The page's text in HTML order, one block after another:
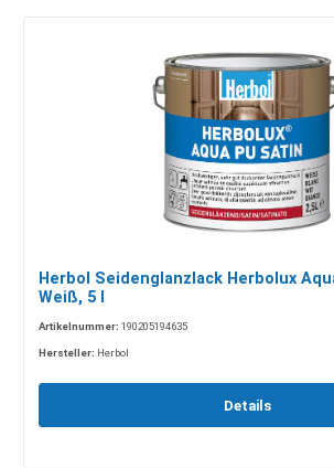
Herbol Seidenglanzlack Herbolux
Weiß, 5 l
Artikelnummer: 190205194635
Hersteller: Herbol
Details